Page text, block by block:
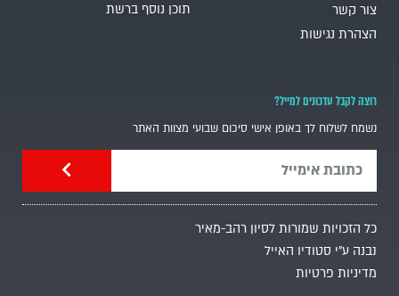
צור קשר
הצהרת נגישות
תוכן נוסף ברשת
רוצה לקבל עדכונים למייל?
נשמח לשלוח לך באופן אישי סיכום שבועי מצוות האתר
כל הזכויות שמורות לסיון רהב-מאיר
נבנה ע"י סטודיו האייל
מדיניות פרטיות